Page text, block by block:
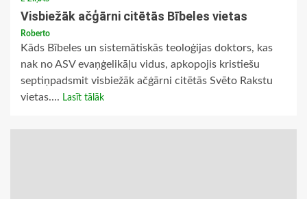
Visbiežāk ačģārni citētās Bībeles vietas
Roberto
Kāds Bībeles un sistemātiskās teoloģijas doktors, kas
nak no ASV evaņģelikāļu vidus, apkopojis kristiešu
septiņpadsmit visbiežāk ačģārni citētās Svēto Rakstu
vietas.... Lasīt tālāk